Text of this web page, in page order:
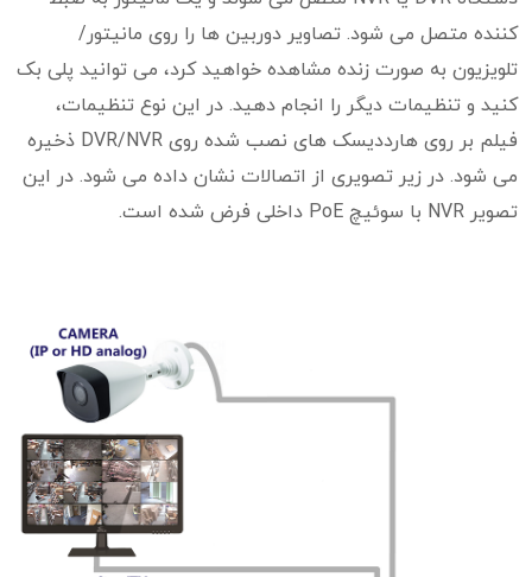
کننده متصل می شود. تصاویر دوربین ها را روی مانیتور/
تلویزیون به صورت زنده مشاهده خواهید کرد، می توانید پلی بک
کنید و تنظیمات دیگر را انجام دهید. در این نوع تنظیمات،
فیلم بر روی هارددیسک های نصب شده روی DVR/NVR ذخیره
می شود. در زیر تصویری از اتصالات نشان داده می شود. در این
تصویر NVR با سوئیچ PoE داخلی فرض شده است.